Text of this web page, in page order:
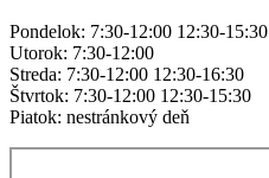
Pondelok: 7:30-12:00 12:30-15:30
Utorok: 7:30-12:00
Streda: 7:30-12:00 12:30-16:30
Štvrtok: 7:30-12:00 12:30-15:30
Piatok: nestránkový deň